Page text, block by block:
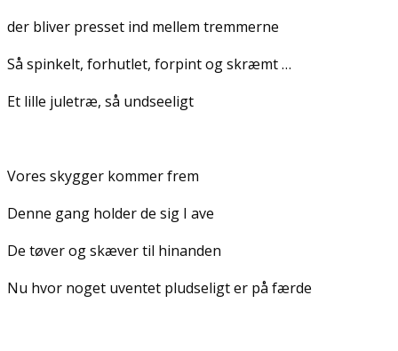
der bliver presset ind mellem tremmerne
Så spinkelt, forhutlet, forpint og skræmt …
Et lille juletræ, så undseeligt
Vores skygger kommer frem
Denne gang holder de sig I ave
De tøver og skæver til hinanden
Nu hvor noget uventet pludseligt er på færde